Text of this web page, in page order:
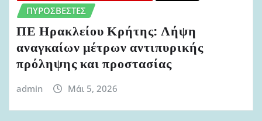
ΠΥΡΟΣΒΈΣΤΕΣ
ΠΕ Ηρακλείου Κρήτης: Λήψη
αναγκαίων μέτρων αντιπυρικής
πρόληψης και προστασίας
admin Μάι 5, 2026